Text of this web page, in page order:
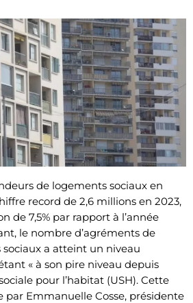
de logements sociaux en
record de 2,6 millions en 2023,
de 7,5% par rapport à l’année
le nombre d’agréments de
a atteint un niveau
« à son pire niveau depuis
pour l’habitat (USH). Cette
par Emmanuelle Cosse, présidente